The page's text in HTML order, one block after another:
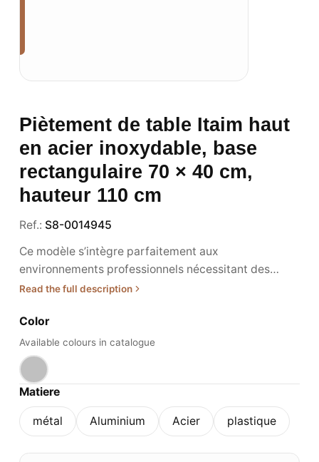
Piètement de table Itaim
haut en acier inoxydable,
base rectangulaire 70 × 40
cm, hauteur 110 cm
Ref.: S8-0014945
Ce modèle s’intègre parfaitement aux environnements
professionnels nécessitant des tables hautes robustes
et élégantes, notamment dans les secteurs de la
Usage / destination : Conçu pour accueillir des
plateaux de tables hautes dans les espaces de
restauration ou de bar, ce piètement facilite la
création d’ambiances conviviales et fonctionnelles.
Adapté à un usage intérieur, il convient aussi bien aux
établissements CHR qu’aux espaces événementiels.
Sa hauteur de 110 cm favorise des postures debout
Read the full description
Color
Available colours in catalogue
Matiere
métal Aluminium Acier plastique